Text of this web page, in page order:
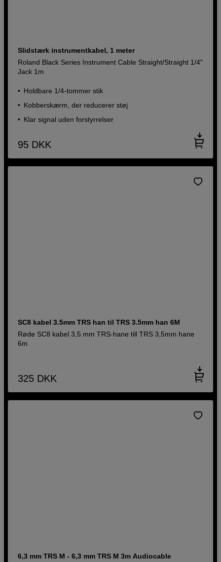
Slidstærk instrumentkabel, 1 meter
Roland Black Series Instrument Cable Straight/Straight 1/4"
Jack 1m
Holdbare 1/4-tommer stik
Kobberskærm, der reducerer støj
Klar signal uden forstyrrelser
95 DKK
SC8 kabel 3.5mm TRS han til TRS 3.5mm han 6M
Røde SC8 kabel 3,5 mm TRS-hane till TRS 3,5mm hane
6m
325 DKK
6,3 mm TRS M - 6,3 mm TRS M 3m Audiocable